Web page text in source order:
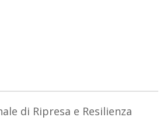
di Ripresa e Resilienza